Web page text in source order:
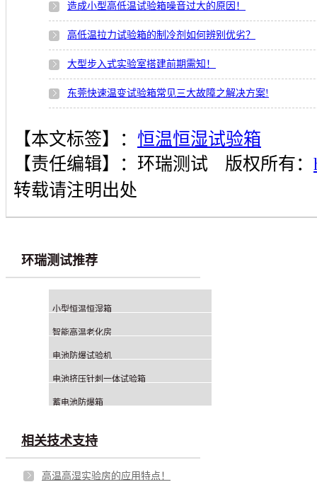
造成小型高低温试验箱噪音过大的原因！
高低温拉力试验箱的制冷剂如何辨别优劣？
大型步入式实验室搭建前期需知！
东莞快速温变试验箱常见三大故障之解决方案!
【本文标签】： 恒温恒湿试验箱
【责任编辑】： 环瑞测试 版权所有：
转载请注明出处
环瑞测试推荐
小型恒温恒湿箱
智能高温老化房
电池防爆试验机
电池挤压针刺一体试验箱
蓄电池防爆箱
相关技术支持
高温高湿实验房的应用特点！